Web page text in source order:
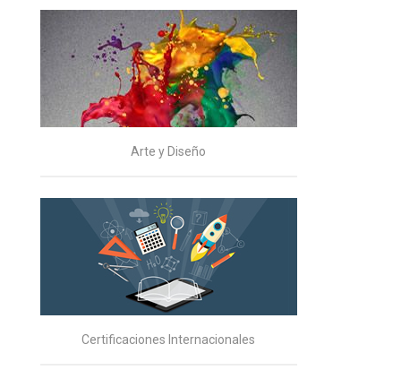
Arte y Diseño
Certificaciones Internacionales